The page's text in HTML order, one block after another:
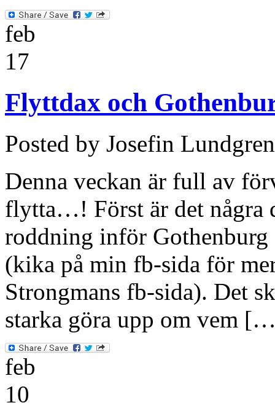
feb
17
Flyttdax och
Posted by Josefin Lundgren
Denna veckan är full av
flytta…! Först är det några
roddning inför Gothenburg
(kika på min fb-sida för
Strongmans fb-sida). Det
starka göra upp om vem
feb
10